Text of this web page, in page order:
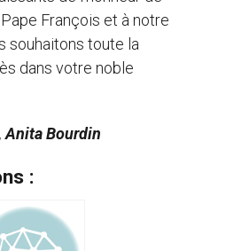
François et à notre
souhaitons toute la
dans votre noble
Anita Bourdin
: